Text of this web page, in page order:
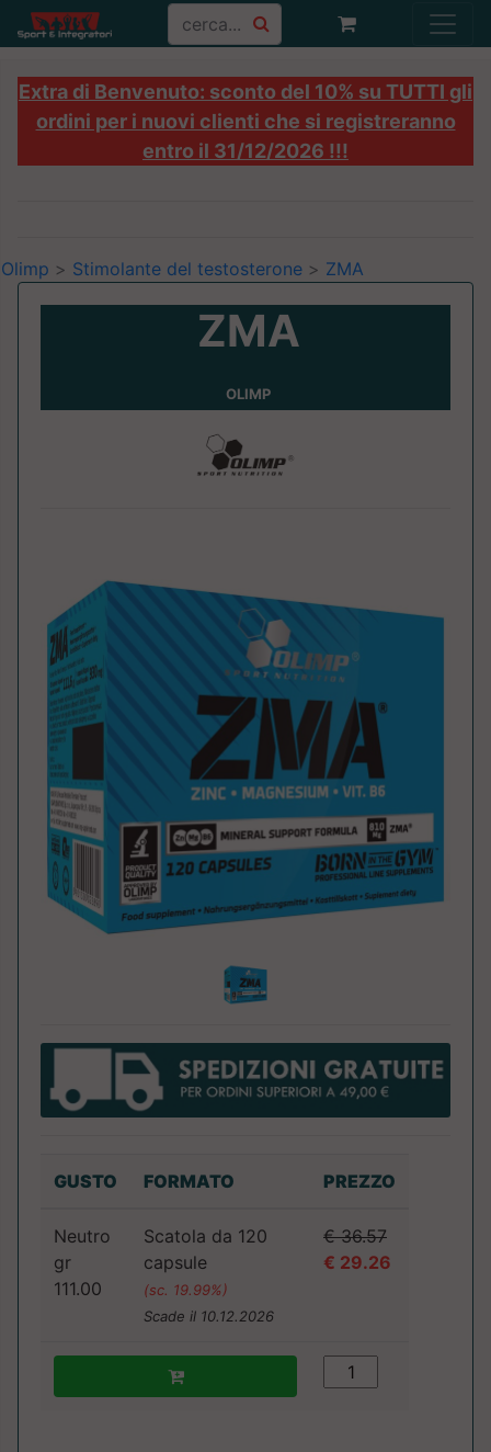
Extra di Benvenuto: sconto del 10% su TUTTI gli
ordini per i nuovi clienti che si registreranno
entro il 31/12/2026 !!!
Olimp > Stimolante del testosterone > ZMA
ZMA
OLIMP
GUSTO FORMATO PREZZO
Neutro
gr
111.00
Scatola da 120
capsule
(sc. 19.99%)
Scade il 10.12.2026
€ 36.57
€ 29.26